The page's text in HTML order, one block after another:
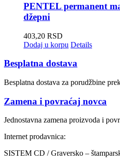
PENTEL permanent
džepni
403,20 RSD
Dodaj u korpu Details
Besplatna dostava
Besplatna dostava za porudžbine
Zamena i povraćaj novca
Jednostavna zamena proizvoda i
Internet prodavnica:
SISTEM CD / Graversko –